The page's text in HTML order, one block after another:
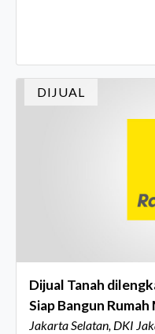
DIJUAL
Dijual Tanah
Siap Bangun
Jakarta Selatan
Jakarta Selatan, DKI